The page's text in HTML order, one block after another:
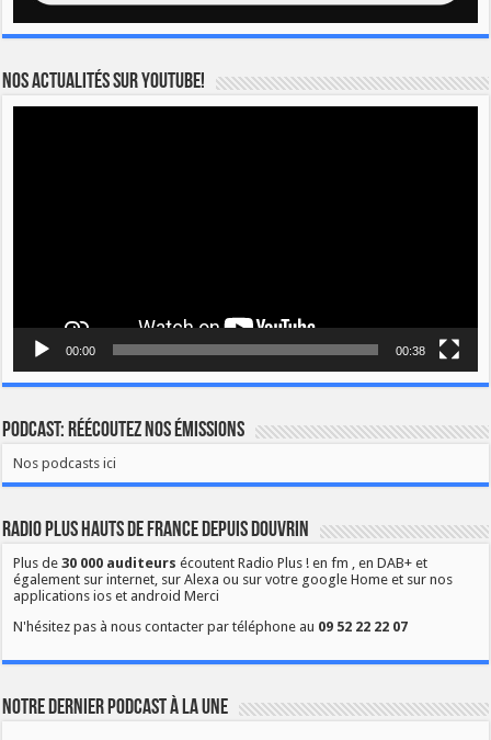
Nos actualités sur YOUTUBE!
00:00 00:38
Podcast: Réécoutez nos émissions
Nos podcasts ici
Radio Plus Hauts de France depuis Douvrin
Plus de30 000 auditeurs écoutent Radio Plus ! en fm , en DAB+ et
également sur internet, sur Alexa ou sur votre google Home et sur nos
applications ios et android Merci
N'hésitez pas à nous contacter par téléphone au 09 52 22 22 07
Notre dernier podcast à la une